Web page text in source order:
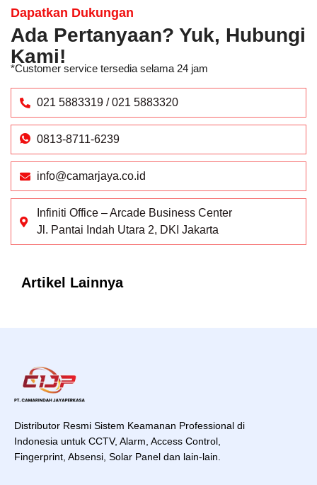
Dapatkan Dukungan
Ada Pertanyaan? Yuk, Hubungi
Kami!
*Customer service tersedia selama 24 jam
021 5883319 / 021 5883320
0813-8711-6239
info@camarjaya.co.id
Infiniti Office – Arcade Business Center
Jl. Pantai Indah Utara 2, DKI Jakarta
Artikel Lainnya
Distributor Resmi Sistem Keamanan Professional di
Indonesia untuk CCTV, Alarm, Access Control,
Fingerprint, Absensi, Solar Panel dan lain-lain.